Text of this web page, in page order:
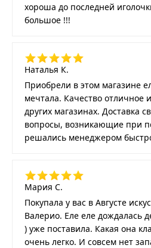
хороша до последней
большое !!!
Наталья К.
Приобрели в этом магазине
мечтала. Качество отличное
других магазинах. Доставка
вопросы, возникающие при
решались менеджером
Мария С.
Покупала у вас в Августе
Валерио. Еле еле дождалась
) уже поставила. Какая она
очень легко. И совсем нет